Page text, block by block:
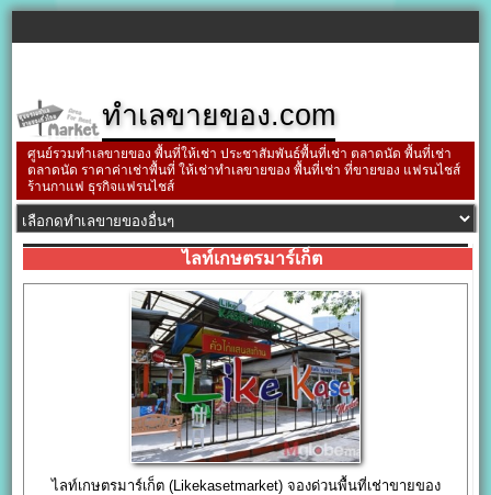
ทำเลขายของ.com
ศูนย์รวมทำเลขายของ พื้นที่ให้เช่า ประชาสัมพันธ์พื้นที่เช่า ตลาดนัด พื้นที่เช่า
ตลาดนัด ราคาค่าเช่าพื้นที่ ให้เช่าทำเลขายของ พื้นที่เช่า ที่ขายของ แฟรนไชส์
ร้านกาแฟ ธุรกิจแฟรนไชส์
ไลท์เกษตรมาร์เก็ต
ไลท์เกษตรมาร์เก็ต (Likekasetmarket) จองด่วนพื้นที่เช่าขายของ